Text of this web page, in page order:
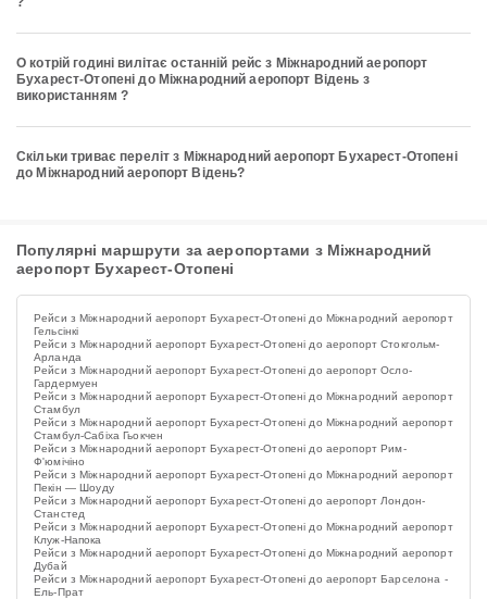
О котрій годині вилітає останній рейс з Міжнародний аеропорт
Бухарест-Отопені до Міжнародний аеропорт Відень з
використанням ?
Скільки триває переліт з Міжнародний аеропорт Бухарест-Отопені
до Міжнародний аеропорт Відень?
Популярні маршрути за аеропортами з Міжнародний
аеропорт Бухарест-Отопені
Рейси з Міжнародний аеропорт Бухарест-Отопені до Міжнародний аеропорт
Гельсінкі
Рейси з Міжнародний аеропорт Бухарест-Отопені до аеропорт Стокгольм-
Арланда
Рейси з Міжнародний аеропорт Бухарест-Отопені до аеропорт Осло-
Гардермуен
Рейси з Міжнародний аеропорт Бухарест-Отопені до Міжнародний аеропорт
Стамбул
Рейси з Міжнародний аеропорт Бухарест-Отопені до Міжнародний аеропорт
Стамбул-Сабіха Гьокчен
Рейси з Міжнародний аеропорт Бухарест-Отопені до аеропорт Рим-
Ф'юмічіно
Рейси з Міжнародний аеропорт Бухарест-Отопені до Міжнародний аеропорт
Пекін — Шоуду
Рейси з Міжнародний аеропорт Бухарест-Отопені до аеропорт Лондон-
Станстед
Рейси з Міжнародний аеропорт Бухарест-Отопені до Міжнародний аеропорт
Клуж-Напока
Рейси з Міжнародний аеропорт Бухарест-Отопені до Міжнародний аеропорт
Дубай
Рейси з Міжнародний аеропорт Бухарест-Отопені до аеропорт Барселона -
Ель-Прат